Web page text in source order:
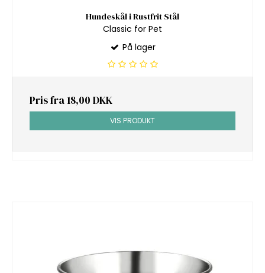
Hundeskål i Rustfrit Stål
Classic for Pet
På lager
Pris fra 18,00 DKK
VIS PRODUKT